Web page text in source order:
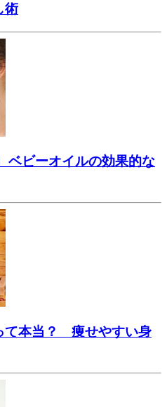
術
ベビーオイルの効果的な
て本当？ 痩せやすい身